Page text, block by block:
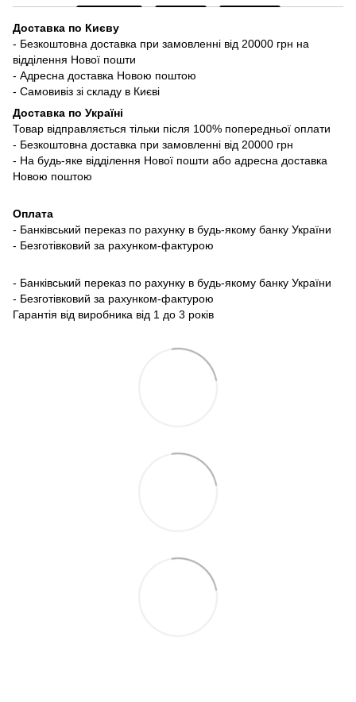
Доставка по Києву
- Безкоштовна доставка при замовленні від 20000 грн на
відділення Нової пошти
- Адресна доставка Новою поштою
- Самовивіз зі складу в Києві
Доставка по Україні
Товар відправляється тільки після 100% попередньої оплати
- Безкоштовна доставка при замовленні від 20000 грн
- На будь-яке відділення Нової пошти або адресна доставка
Новою поштою
Оплата
- Банківський переказ по рахунку в будь-якому банку України
- Безготівковий за рахунком-фактурою
- Банківський переказ по рахунку в будь-якому банку України
- Безготівковий за рахунком-фактурою
Гарантія від виробника від 1 до 3 років